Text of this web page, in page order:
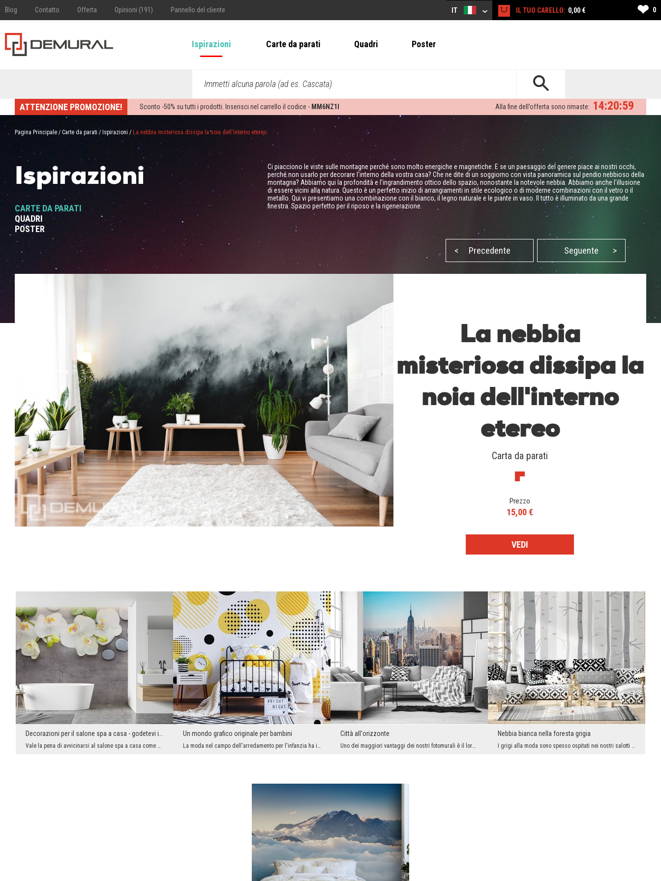
Blog Contatto Offerta Opinioni (191) Pannello del cliente IT IL TUO CARELLO: 0,00 € ❤ 0
Ispirazioni Carte da parati Quadri Poster
Immetti alcuna parola (ad es. Cascata)
ATTENZIONE PROMOZIONE! Sconto -50% su tutti i prodotti. Inserisci nel carrello il codice - MM6NZ1I 14:20:58
Alla fine dell’offerta sono rimaste:
Pagina Principale / Carte da parati / Ispirazioni / La nebbia misteriosa dissipa la noia dell'interno etereo
Ispirazioni
CARTE DA PARATI
QUADRI
POSTER
Ci piacciono le viste sulle montagne perché sono molto energiche e magnetiche. E se un paesaggio del genere piace ai nostri occhi,
perché non usarlo per decorare l'interno della vostra casa? Che ne dite di un soggiorno con vista panoramica sul pendio nebbioso della
montagna? Abbiamo qui la profondità e l'ingrandimento ottico dello spazio, nonostante la notevole nebbia. Abbiamo anche l'illusione
di essere vicini alla natura. Questo è un perfetto inizio di arrangiamenti in stile ecologico o di moderne combinazioni con il vetro o il
metallo. Qui vi presentiamo una combinazione con il bianco, il legno naturale e le piante in vaso. Il tutto è illuminato da una grande
finestra. Spazio perfetto per il riposo e la rigenerazione.
< Precedente Seguente >
La nebbia
misteriosa dissipa la
noia dell'interno
etereo
Carta da parati
Prezzo
15,00 €
VEDI
Un mondo grafico originale per bambini Città all'orizzonte Nebbia bianca nella foresta grigia